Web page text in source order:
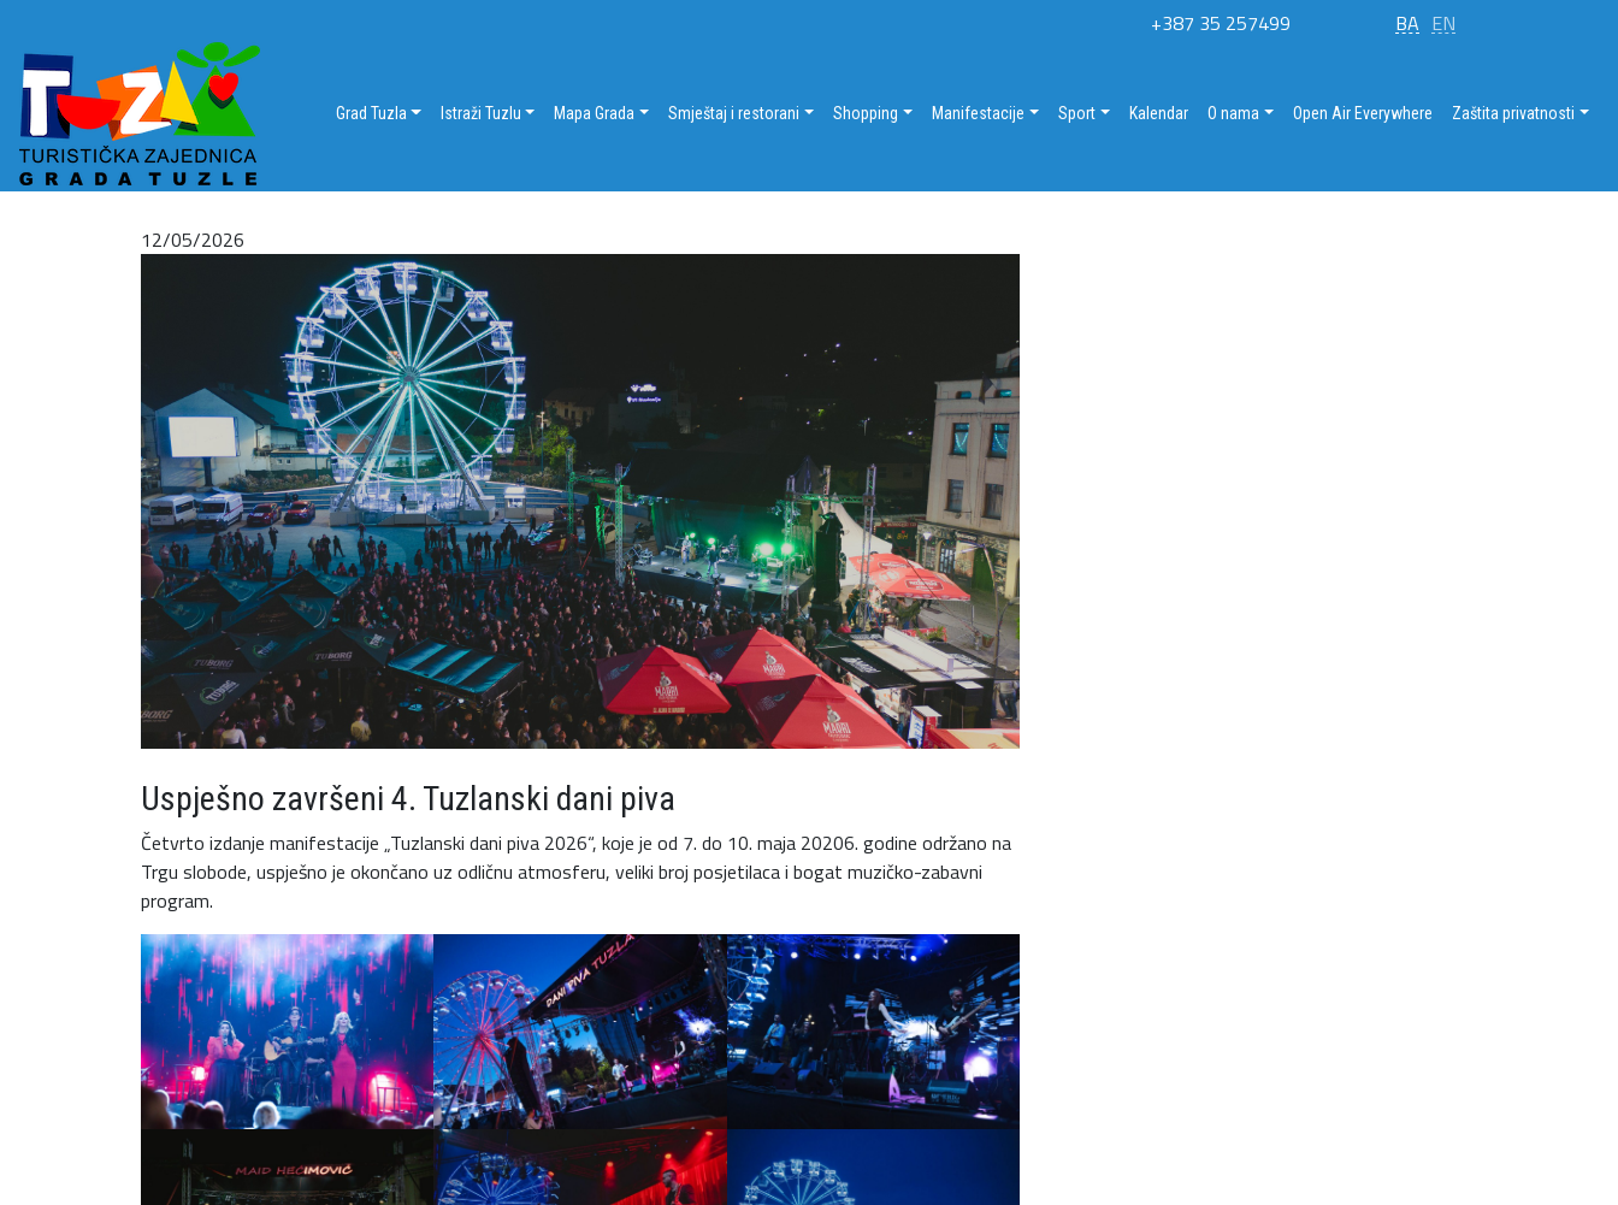
BA EN
+387 35 257499
Grad Tuzla Istraži Tuzlu Mapa Grada Smještaj i restorani Shopping Manifestacije Sport Kalendar O nama Open Air Everywhere Zaštita privatnosti
12/05/2026
Uspješno završeni 4. Tuzlanski dani piva
Četvrto izdanje manifestacije „Tuzlanski dani piva 2026“, koje je od 7. do 10. maja 20206. godine održano na
Trgu slobode, uspješno je okončano uz odličnu atmosferu, veliki broj posjetilaca i bogat muzičko-zabavni
program.